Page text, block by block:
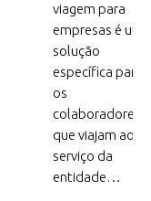
viagem para
empresas é uma
solução
específica para
os
colaboradores
que viajam ao
serviço da
entidade…